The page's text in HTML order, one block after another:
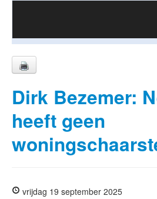
Huis in vizier
Nieuws
Info
Privacy beleid
Dirk Bezemer:
heeft geen
vrijdag 19 september 2025